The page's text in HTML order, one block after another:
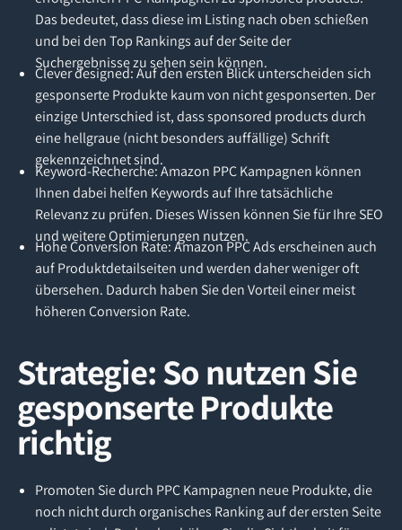
Das bedeutet, dass diese im Listing nach oben schießen
und bei den Top Rankings auf der Seite der
Suchergebnisse zu sehen sein können.
Clever designed: Auf den ersten Blick unterscheiden sich
gesponserte Produkte kaum von nicht gesponserten. Der
einzige Unterschied ist, dass sponsored products durch
eine hellgraue (nicht besonders auffällige) Schrift
gekennzeichnet sind.
Keyword-Recherche: Amazon PPC Kampagnen können
Ihnen dabei helfen Keywords auf Ihre tatsächliche
Relevanz zu prüfen. Dieses Wissen können Sie für Ihre SEO
und weitere Optimierungen nutzen.
Hohe Conversion Rate: Amazon PPC Ads erscheinen auch
auf Produktdetailseiten und werden daher weniger oft
übersehen. Dadurch haben Sie den Vorteil einer meist
höheren Conversion Rate.
Strategie: So nutzen Sie
gesponserte Produkte
richtig
Promoten Sie durch PPC Kampagnen neue Produkte, die
noch nicht durch organisches Ranking auf der ersten Seite